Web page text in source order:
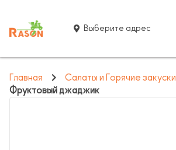
Выберите адрес
Главная
Салаты и Горячие закуски
Фруктовый джаджик